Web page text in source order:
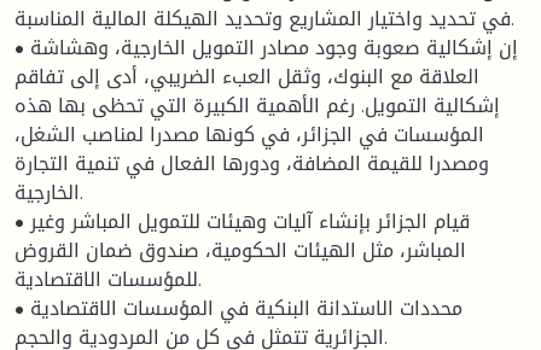
في تحديد واختيار المشاريع وتحديد الهيكلة المالية المناسبة.
• إن إشكالية صعوبة وجود مصادر التمويل الخارجية، وهشاشة
العلاقة مع البنوك، وثقل العبء الضريبي، أدى إلى تفاقم
إشكالية التمويل. رغم الأهمية الكبيرة التي تحظى بها هذه
المؤسسات في الجزائر، في كونها مصدرا لمناصب الشغل،
ومصدرا للقيمة المضافة، ودورها الفعال في تنمية التجارة
الخارجية.
• قيام الجزائر بإنشاء آليات وهيئات للتمويل المباشر وغير
المباشر، مثل الهيئات الحكومية، صندوق ضمان القروض
للمؤسسات الاقتصادية.
• محددات الاستدانة البنكية في المؤسسات الاقتصادية
الجزائرية تتمثل في كل من المردودية والحجم.